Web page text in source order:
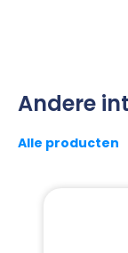
Andere
Alle producten